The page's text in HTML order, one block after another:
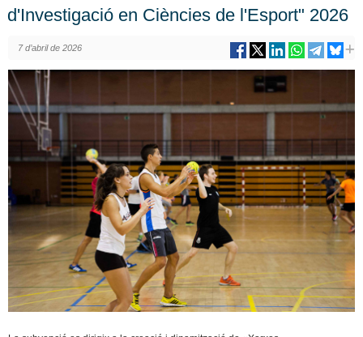
d'Investigació en Ciències de l'Esport" 2026
7 d’abril de 2026